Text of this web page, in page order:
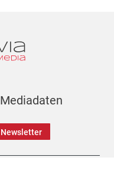
Mediadaten
Newsletter